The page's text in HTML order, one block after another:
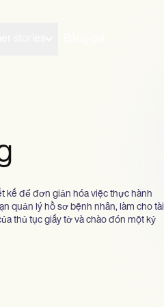
kế để đơn giản hóa việc thực hành
quản lý hồ sơ bệnh nhân, làm cho tài
thủ tục giấy tờ và chào đón một kỷ